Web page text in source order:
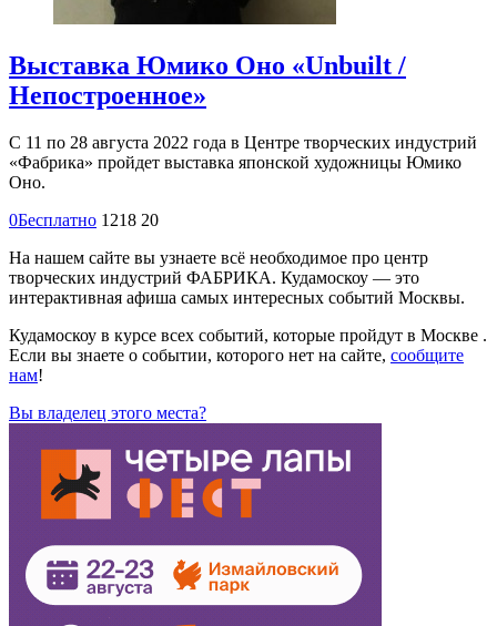
Выставка Юмико Оно «Unbuilt /
Непостроенное»
С 11 по 28 августа 2022 года в Центре творческих индустрий
«Фабрика» пройдет выставка японской художницы Юмико
Оно.
0Бесплатно 1218 20
На нашем сайте вы узнаете всё необходимое про центр
творческих индустрий ФАБРИКА. Кудамоскоу — это
интерактивная афиша самых интересных событий Москвы.
Кудамоскоу в курсе всех событий, которые пройдут в Москве .
Если вы знаете о событии, которого нет на сайте, сообщите
нам!
Вы владелец этого места?